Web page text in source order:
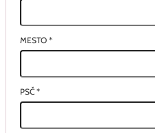
MESTO *
PSČ *